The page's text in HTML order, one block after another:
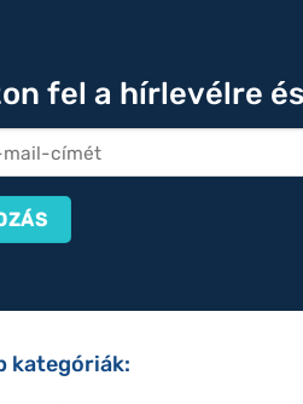
fel a hírlevélre
kategóriák: